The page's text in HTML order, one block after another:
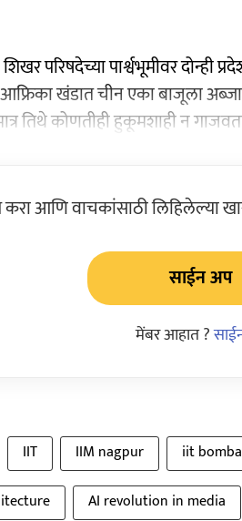
परिषदेच्या पार्श्वभूमीवर
खंडात चीन एका बाजूला
तिथे कोणतीही हुकूमशाही न
आणि वाचकांसाठी लिहिलेल्या
साईन अप
मेंबर आहात ?
IIT IIM nagpur iit
AI revolution in media